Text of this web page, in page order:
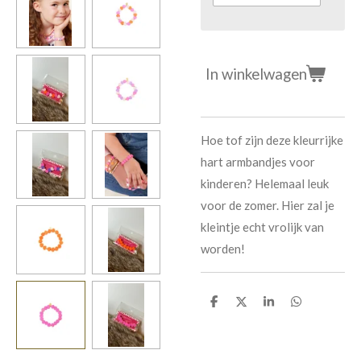
In winkelwagen
Hoe tof zijn deze kleurrijke
hart armbandjes voor
kinderen? Helemaal leuk
voor de zomer. Hier zal je
kleintje echt vrolijk van
worden!
D
D
S
D